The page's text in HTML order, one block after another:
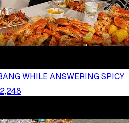
WHILE ANSWERING SPICY
2,248